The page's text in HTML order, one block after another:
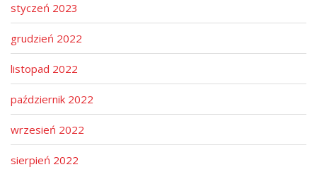
styczeń 2023
grudzień 2022
listopad 2022
październik 2022
wrzesień 2022
sierpień 2022